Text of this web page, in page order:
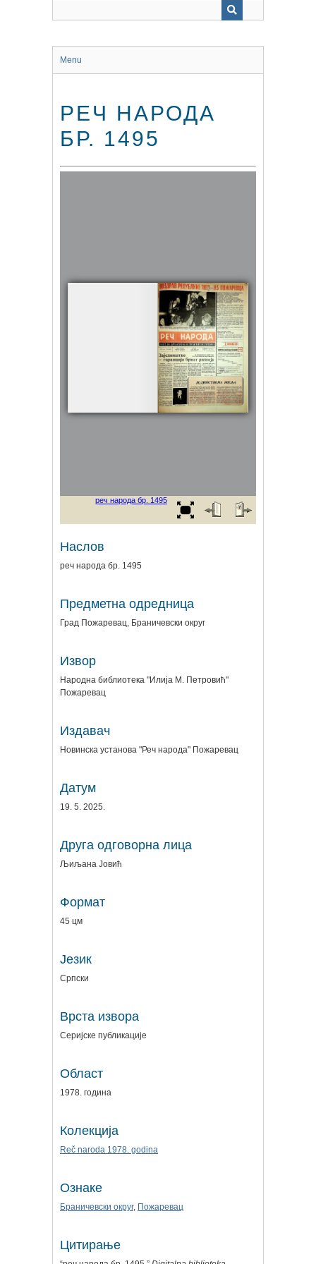
Menu
РЕЧ НАРОДА
БР. 1495
Наслов
реч народа бр. 1495
Предметна одредница
Град Пожаревац, Браничевски округ
Извор
Народна библиотека "Илија М. Петровић"
Пожаревац
Издавач
Новинска установа "Реч народа" Пожаревац
Датум
19. 5. 2025.
Друга одговорна лица
Љиљана Јовић
Формат
45 цм
Језик
Српски
Врста извора
Серијске публикације
Област
1978. година
Колекција
Reč naroda 1978. godina
Ознаке
Браничевски округ, Пожаревац
Цитирање